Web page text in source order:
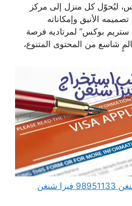
ليُحوّل كل منزل إلى مركز
الأنيق وإمكاناته
ستريم بوكس” لمرتاديه فرصة
شاسع من المحتوى المتنوع،
مكتب استخراج فيزا شنغن 98951133 فيزا شنغن